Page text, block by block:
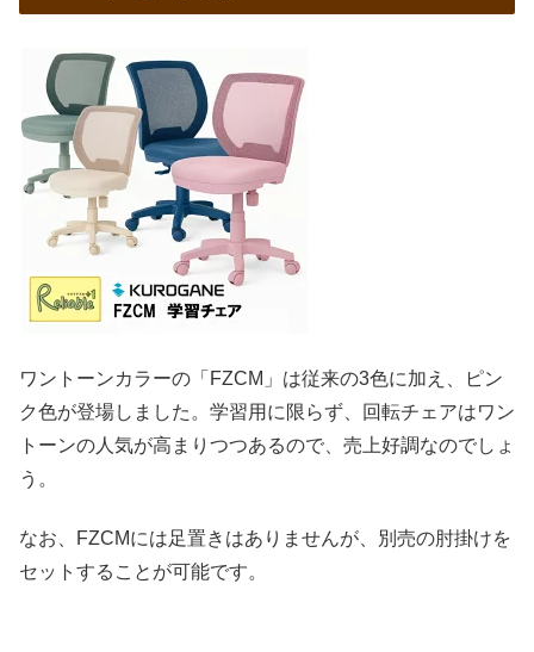
ワントーンカラーの「FZCM」は従来の3色に加え、ピン
ク色が登場しました。学習用に限らず、回転チェアはワン
トーンの人気が高まりつつあるので、売上好調なのでしょ
う。
なお、FZCMには足置きはありませんが、別売の肘掛けを
セットすることが可能です。